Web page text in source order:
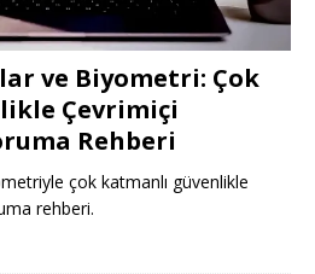
ve Biyometri: Çok
Çevrimiçi
Rehberi
çok katmanlı güvenlikle
rehberi.